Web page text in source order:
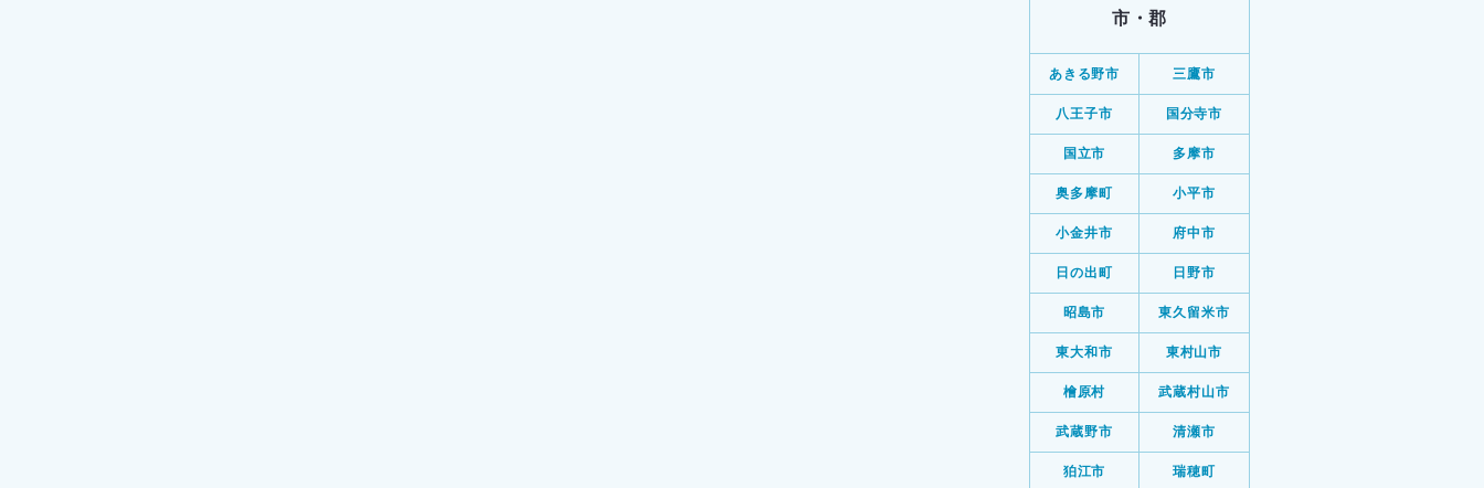
市・郡
あきる野市 三鷹市
八王子市 国分寺市
国立市 多摩市
奥多摩町 小平市
小金井市 府中市
日の出町 日野市
昭島市 東久留米市
東大和市 東村山市
檜原村 武蔵村山市
武蔵野市 清瀬市
狛江市 瑞穂町